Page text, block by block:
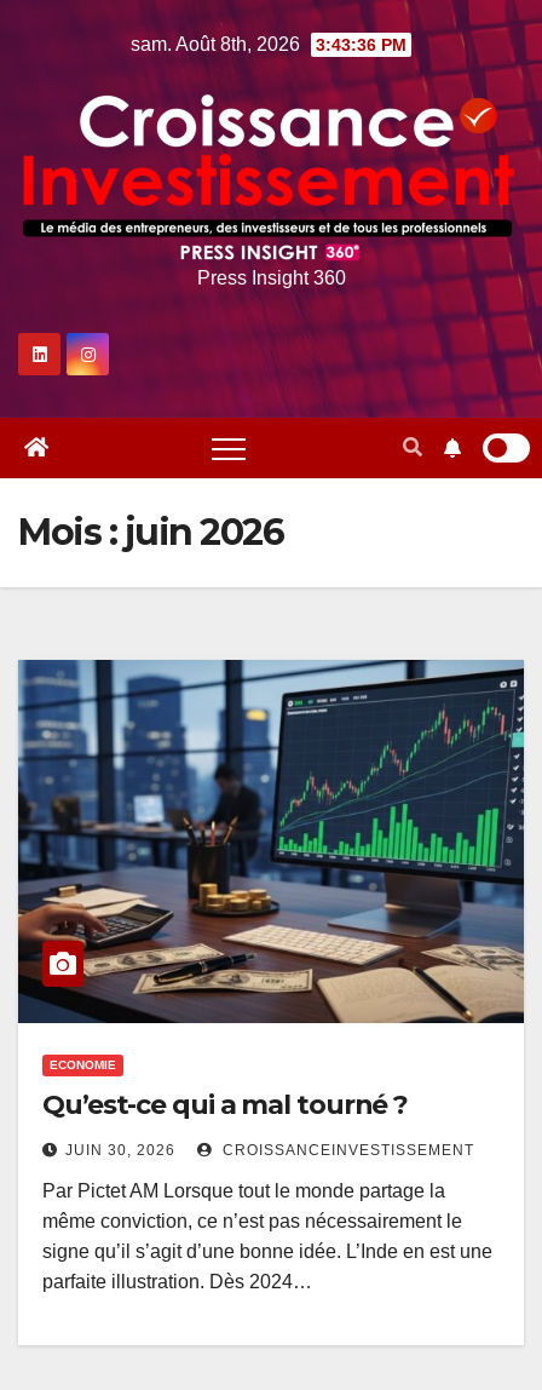
sam. Août 8th, 2026 3:43:38 PM
Press Insight 360
Mois : juin 2026
ECONOMIE
Qu’est-ce qui a mal tourné ?
JUIN 30, 2026 CROISSANCEINVESTISSEMENT
Par Pictet AM Lorsque tout le monde partage la
même conviction, ce n’est pas nécessairement le
signe qu’il s’agit d’une bonne idée. L’Inde en est une
parfaite illustration. Dès 2024…